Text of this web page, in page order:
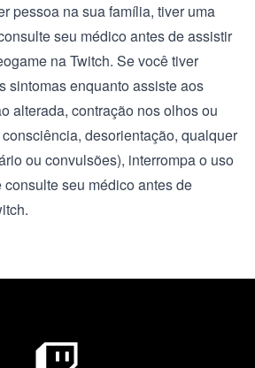
pessoa na sua família, tiver uma
seu médico antes de assistir
na Twitch. Se você tiver
sintomas enquanto assiste aos
alterada, contração nos olhos ou
desorientação, qualquer
ou convulsões), interrompa o uso
consulte seu médico antes de